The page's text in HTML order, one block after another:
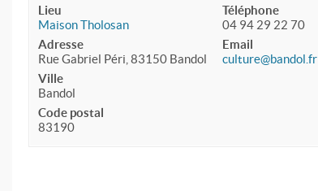
Lieu
Maison Tholosan
Adresse
Rue Gabriel Péri, 83150 Bandol
Ville
Bandol
Code postal
83190
Téléphone
04 94 29 22 70
Email
culture@bandol.fr